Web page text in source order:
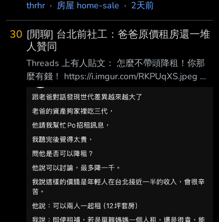
家庭近 總價也還可以負荷 缺點是頂加不知道之
後會不會出狀況
https://www.alleyguide.com.tw/listing/XPVdRx
8Nu 2.和第一間有點不分軒輊 這間不只感覺裝
潢費直接省 地理位置也挺好的
https://www.alleyguide.com.tw/listing/mg5Bgm
Ax 3.
thrhr· 房屋 home-sale · 2天前
30 [閒聊] 台北前社工：爸爸原價租房還一堆
人贊同
Threads 上有人貼文： 怎麼不帶頭降租！你那
麼有錢！ https://i.imgur.com/RKPUqXS.jpeg 底
下嚴重逆風 所有人都在跟他說會招到租霸 沒遇
過壞人、也有房東分享便宜租的慘痛經驗 原本
想說用世代差異說法討拍 結果全逆風，沒多久
破防， 開始一個一個噴回他的人
https://i.imgur.com/yqeS6kD.jpeg 最後得出結
論：台灣沒救了
https://i.imgur.com/MIaWYC1.jpeg 看了有點好
笑PO上來 不過我覺得可以反思自身的問題是：
你各位資